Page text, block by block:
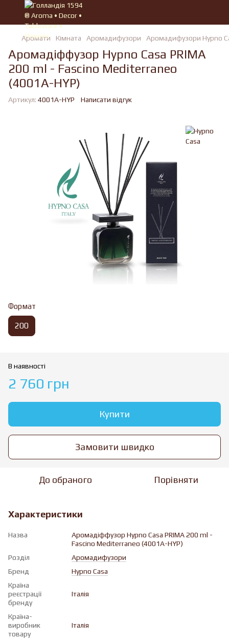
Аромати Кімната Аромадифузори Аромадифузори Hypno
Аромадіффузор Hypno Casa PRIMA
200 ml - Fascino Mediterraneo
(4001A-HYP)
Артикул: 4001A-HYP Написати відгук
Формат
200
В наявності
2 760 грн
Купити
Замовити швидко
До обраного Порівняти
Характеристики
Назва
Аромадіффузор Hypno Casa PRIMA 200 ml -
Fascino Mediterraneo (4001A-HYP)
Розділ
Аромадифузори
Бренд
Hypno Casa
Країна
реєстрації
бренду
Італія
Країна-
виробник
товару
Італія